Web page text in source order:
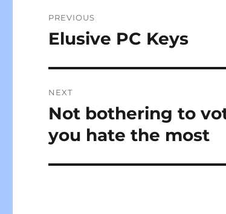
navigation
PREVIOUS
Previous
Elusive PC Keys
NEXT
Next
Not bothering to
you hate the most